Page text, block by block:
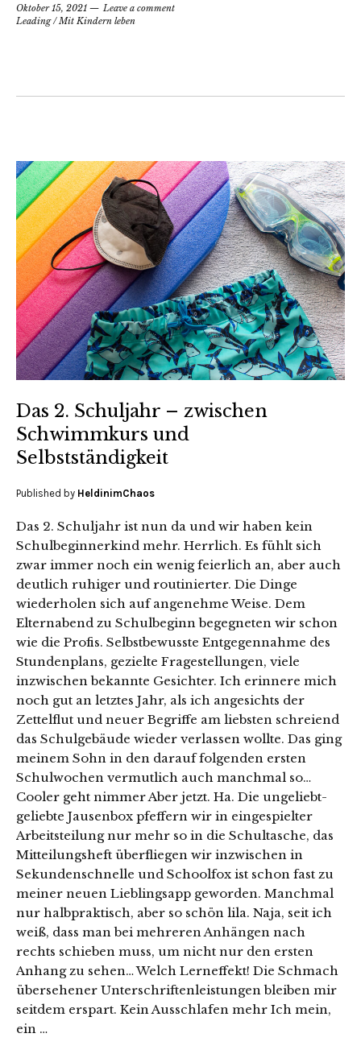
Oktober 15, 2021
Leave a comment
Leading/Mit Kindern leben
Das 2. Schuljahr – zwischen
Schwimmkurs und
Selbstständigkeit
Published by HeldinimChaos
Das 2. Schuljahr ist nun da und wir haben kein
Schulbeginnerkind mehr. Herrlich. Es fühlt sich
zwar immer noch ein wenig feierlich an, aber auch
deutlich ruhiger und routinierter. Die Dinge
wiederholen sich auf angenehme Weise. Dem
Elternabend zu Schulbeginn begegneten wir schon
wie die Profis. Selbstbewusste Entgegennahme des
Stundenplans, gezielte Fragestellungen, viele
inzwischen bekannte Gesichter. Ich erinnere mich
noch gut an letztes Jahr, als ich angesichts der
Zettelflut und neuer Begriffe am liebsten schreiend
das Schulgebäude wieder verlassen wollte. Das ging
meinem Sohn in den darauf folgenden ersten
Schulwochen vermutlich auch manchmal so…
Cooler geht nimmer Aber jetzt. Ha. Die ungeliebt-
geliebte Jausenbox pfeffern wir in eingespielter
Arbeitsteilung nur mehr so in die Schultasche, das
Mitteilungsheft überfliegen wir inzwischen in
Sekundenschnelle und Schoolfox ist schon fast zu
meiner neuen Lieblingsapp geworden. Manchmal
nur halbpraktisch, aber so schön lila. Naja, seit ich
weiß, dass man bei mehreren Anhängen nach
rechts schieben muss, um nicht nur den ersten
Anhang zu sehen… Welch Lerneffekt! Die Schmach
übersehener Unterschriftenleistungen bleiben mir
seitdem erspart. Kein Ausschlafen mehr Ich mein,
ein …